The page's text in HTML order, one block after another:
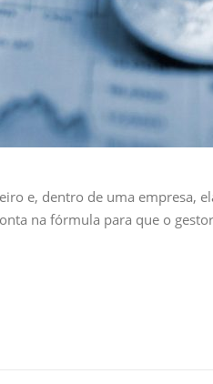
e, dentro de uma empresa,
na fórmula para que o gestor